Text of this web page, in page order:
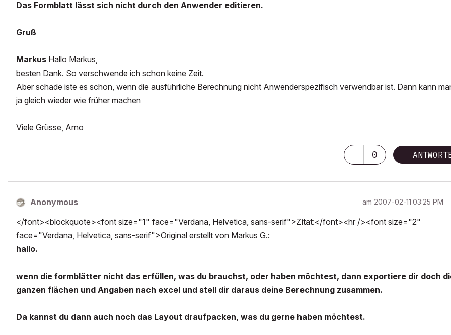
Das Formblatt lässt sich nicht durch den Anwender editieren.
Gruß
Markus Hallo Markus,
besten Dank. So verschwende ich schon keine Zeit.
Aber schade iste es schon, wenn die ausführliche Berechnung nicht Anwenderspezifisch verwendbar ist. Dann kann
ja gleich wieder wie früher machen
Viele Grüsse, Arno
0
Anonymous am ‎2007-02-11 03:25 PM
</font><blockquote><font size="1" face="Verdana, Helvetica, sans-serif">Zitat:</font><hr /><font size="2"
face="Verdana, Helvetica, sans-serif">Original erstellt von Markus G.:
hallo.
wenn die formblätter nicht das erfüllen, was du brauchst, oder haben möchtest, dann exportiere dir doch
ganzen flächen und Angaben nach excel und stell dir daraus deine Berechnung zusammen.
Da kannst du dann auch noch das Layout draufpacken, was du gerne haben möchtest.